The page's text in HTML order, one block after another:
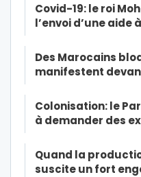
Covid-19: le roi
l’envoi d’une aide
Des Marocains
manifestent
Colonisation: le
à demander des
Quand la
suscite un fort